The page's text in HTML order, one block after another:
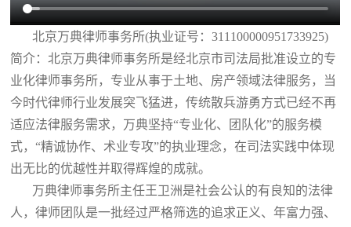
北京万典律师事务所(执业证号：311100000951733925)
简介：北京万典律师事务所是经北京市司法局批准设立的专
业化律师事务所，专业从事于土地、房产领域法律服务，当
今时代律师行业发展突飞猛进，传统散兵游勇方式已经不再
适应法律服务需求，万典坚持“专业化、团队化”的服务模
式，“精诚协作、术业专攻”的执业理念，在司法实践中体现
出无比的优越性并取得辉煌的成就。
万典律师事务所主任王卫洲是社会公认的有良知的法律
人，律师团队是一批经过严格筛选的追求正义、年富力强、